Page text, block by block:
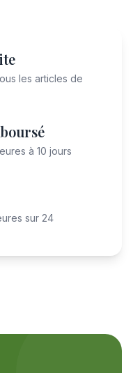
les articles de
à 10 jours
sur 24